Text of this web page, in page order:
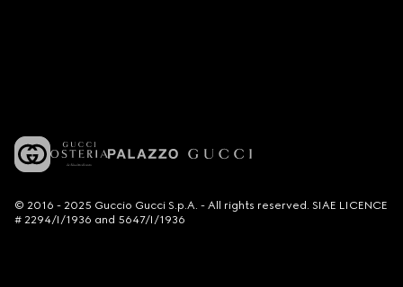
© 2016 - 2025 Guccio Gucci S.p.A. - All rights reserved. SIAE LICENCE
# 2294/I/1936 and 5647/I/1936